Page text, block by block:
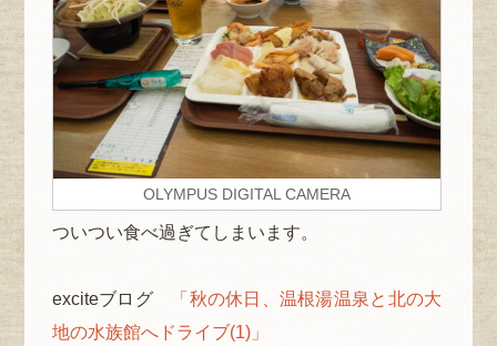
OLYMPUS DIGITAL CAMERA
ついつい食べ過ぎてしまいます。
exciteブログ
「秋の休日、温根湯温泉と北の大
地の水族館へドライブ(1)」